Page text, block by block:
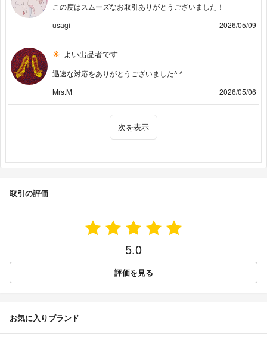
この度はスムーズなお取引ありがとうございました！
usagi
2026/05/09
よい出品者です
迅速な対応をありがとうございました^ ^
Mrs.M
2026/05/06
次を表示
取引の評価
5.0
評価を見る
お気に入りブランド